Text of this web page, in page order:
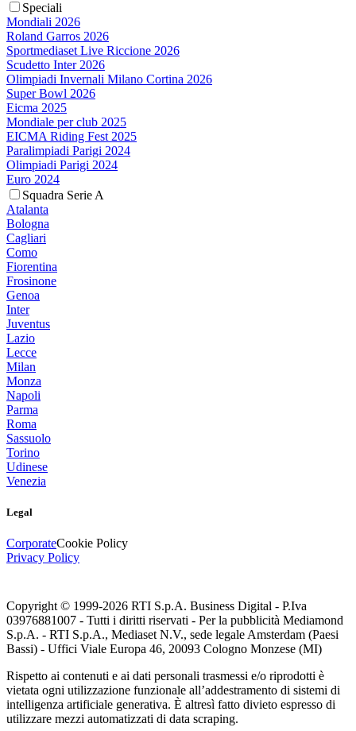
Speciali
Mondiali 2026
Roland Garros 2026
Sportmediaset Live Riccione 2026
Scudetto Inter 2026
Olimpiadi Invernali Milano Cortina 2026
Super Bowl 2026
Eicma 2025
Mondiale per club 2025
EICMA Riding Fest 2025
Paralimpiadi Parigi 2024
Olimpiadi Parigi 2024
Euro 2024
Squadra Serie A
Atalanta
Bologna
Cagliari
Como
Fiorentina
Frosinone
Genoa
Inter
Juventus
Lazio
Lecce
Milan
Monza
Napoli
Parma
Roma
Sassuolo
Torino
Udinese
Venezia
Legal
CorporateCookie Policy
Privacy Policy
Copyright © 1999-2026 RTI S.p.A. Business Digital - P.Iva
03976881007 - Tutti i diritti riservati - Per la pubblicità Mediamond
S.p.A. - RTI S.p.A., Mediaset N.V., sede legale Amsterdam (Paesi
Bassi) - Uffici Viale Europa 46, 20093 Cologno Monzese (MI)
Rispetto ai contenuti e ai dati personali trasmessi e/o riprodotti è
vietata ogni utilizzazione funzionale all’addestramento di sistemi di
intelligenza artificiale generativa. È altresì fatto divieto espresso di
utilizzare mezzi automatizzati di data scraping.